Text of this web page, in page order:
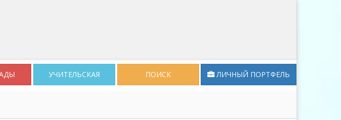
УЧИТЕЛЬСКАЯ ПОИСК ЛИЧНЫЙ ПОРТФЕЛЬ